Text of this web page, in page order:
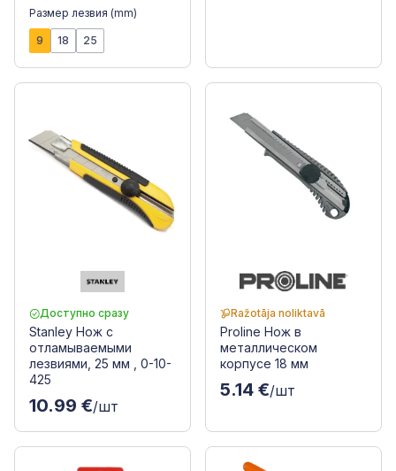
Размер лезвия (mm)
9 18 25
Доступно сразу
Stanley Нож с
отламываемыми
лезвиями, 25 мм , 0-10-
425
10.99 €/шт
Ražotāja noliktavā
Proline Нож в
металлическом
корпусе 18 мм
5.14 €/шт